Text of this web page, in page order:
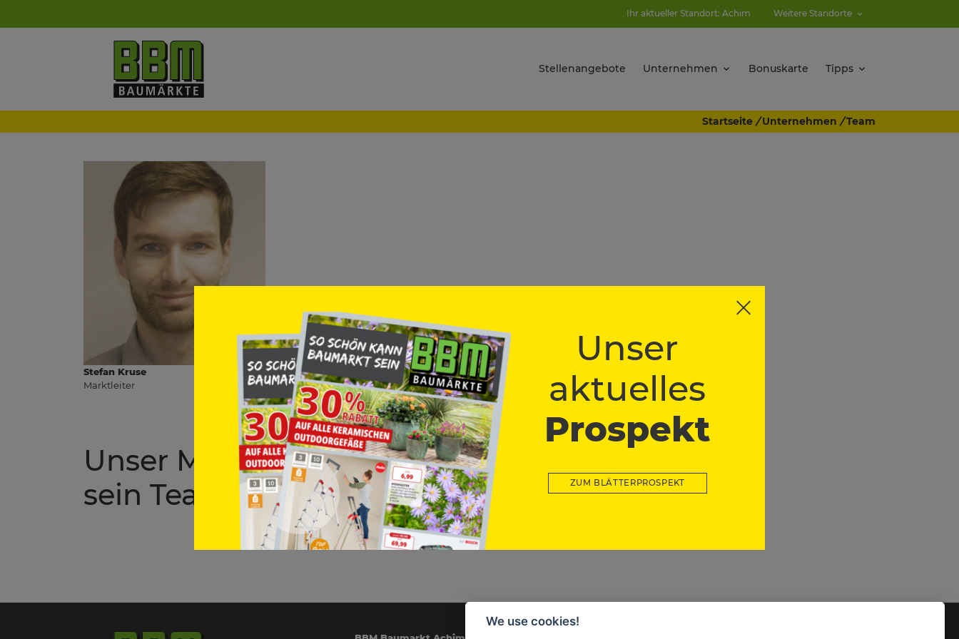
Unser
aktuelles
Prospekt
ZUM BLÄTTERPROSPEKT
Ihr aktueller Standort: Achim Weitere Standorte
Stellenangebote Unternehmen Bonuskarte Tipps
Startseite / Unternehmen / Team
Stefan Kruse
Marktleiter
Unser Marktleiter Stefan Kruse und
sein Team freuen sich auf Ihren Besuch!
We use cookies!